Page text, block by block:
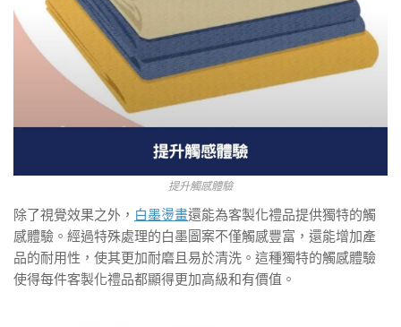
提升觸感體驗
除了視覺效果之外， 白墨燙畫還能為客製化禮品提供獨特的觸
感體驗。經過特殊處理的白墨圖案不僅觸感豐富，還能增加產
品的耐用性，使其更加耐磨且易於清洗。這種獨特的觸感體驗
使得每件客製化禮品都顯得更加高級和有價值。